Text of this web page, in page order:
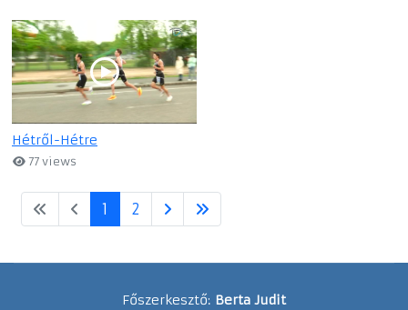
Hétről-Hétre
77 views
1 2
Főszerkesztő: Berta Judit